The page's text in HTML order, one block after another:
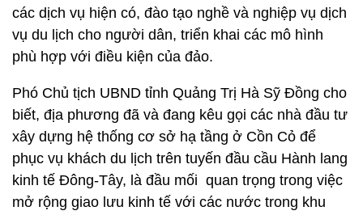
các dịch vụ hiện có, đào tạo nghề và nghiệp vụ dịch
vụ du lịch cho người dân, triển khai các mô hình
phù hợp với điều kiện của đảo.
Phó Chủ tịch UBND tỉnh Quảng Trị Hà Sỹ Đồng cho
biết, địa phương đã và đang kêu gọi các nhà đầu tư
xây dựng hệ thống cơ sở hạ tầng ở Cồn Cỏ để
phục vụ khách du lịch trên tuyến đầu cầu Hành lang
kinh tế Đông-Tây, là đầu mối quan trọng trong việc
mở rộng giao lưu kinh tế với các nước trong khu